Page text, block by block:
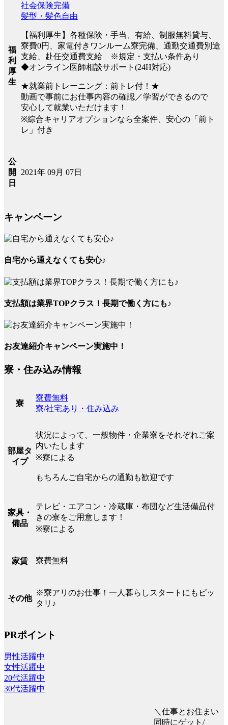
福
利
厚
生
社会保険完備
髪型・髪色自由
【福利厚生】各種保険・手当、有給、制服無料貸与、
寮費0円、家電付きワンルーム寮完備、通勤交通費別途
支給、赴任交通費支給 ※規定・支払い条件あり
◆オンライン医師相談サポート(24H対応)
★就業前トレーニング：前トレ付！★
動画で事前にお仕事内容の確認／学習ができるので
安心して就業いただけます！
※綜合キャリアオプションなら全案件、安心の「前ト
レ」付き
公
開
日
2021年 09月 07日
キャンペーン
自宅から通えなくても安心♪
支払額は業界TOPクラス！長期で働く方にも♪
お友達紹介キャンペーン実施中！
寮・住み込み情報
寮
寮費無料
寮/社宅あり・住み込み
部屋タ
イプ
状況によって、一般物件・企業寮をそれぞれご案
内いたします
※寮による
もちろんご自宅からの通勤も歓迎です
家具・
備品
テレビ・エアコン・冷蔵庫・布団など生活備品付
きの寮をご用意します！
※寮による
家賃 寮費無料
その他
※寮アリのお仕事！一人暮らしスタートにもピッ
タリ♪
PRポイント
男性活躍中
女性活躍中
20代活躍中
30代活躍中
＼仕事とお住まい
同時にゲット/